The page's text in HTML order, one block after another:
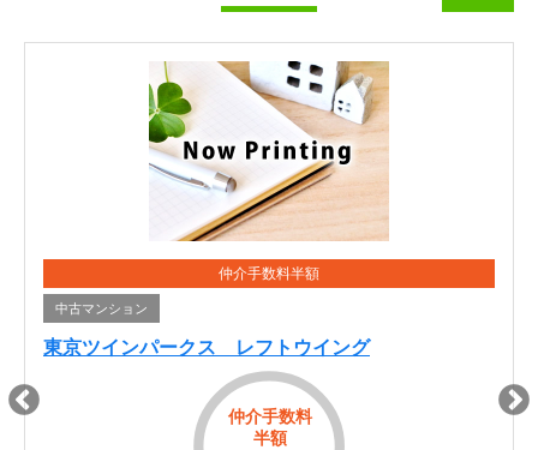
仲介手数料半額
中古マンション
東京ツインパークス レフトウイング
仲介手数料
半額